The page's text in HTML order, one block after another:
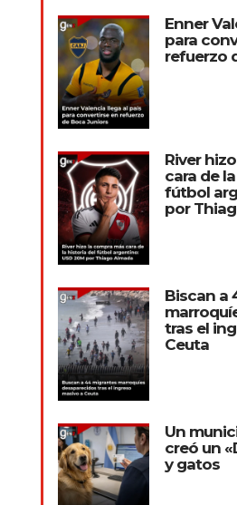
Enner
para
refuerzo
River
cara de
fútbol
por
Biscan a
tras el
Ceuta
Un
creó un
y gatos